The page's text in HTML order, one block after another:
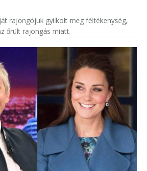
rajongójuk gyilkolt meg féltékenység,
őrült rajongás miatt.